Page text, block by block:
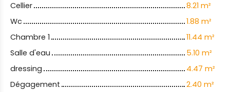
Cellier
8.21 m²
Wc
1.88 m²
Chambre 1
11.44 m²
Salle d'eau
5.10 m²
dressing
4.47 m²
Dégagement
2.40 m²